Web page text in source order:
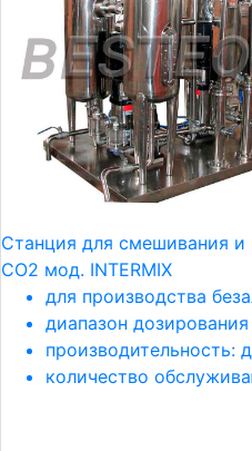
Станция для смешивания
CO2 мод. INTERMIX
для производства
диапазон
производительность:
количество